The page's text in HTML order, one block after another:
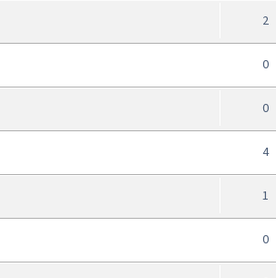
2
0
0
4
1
0